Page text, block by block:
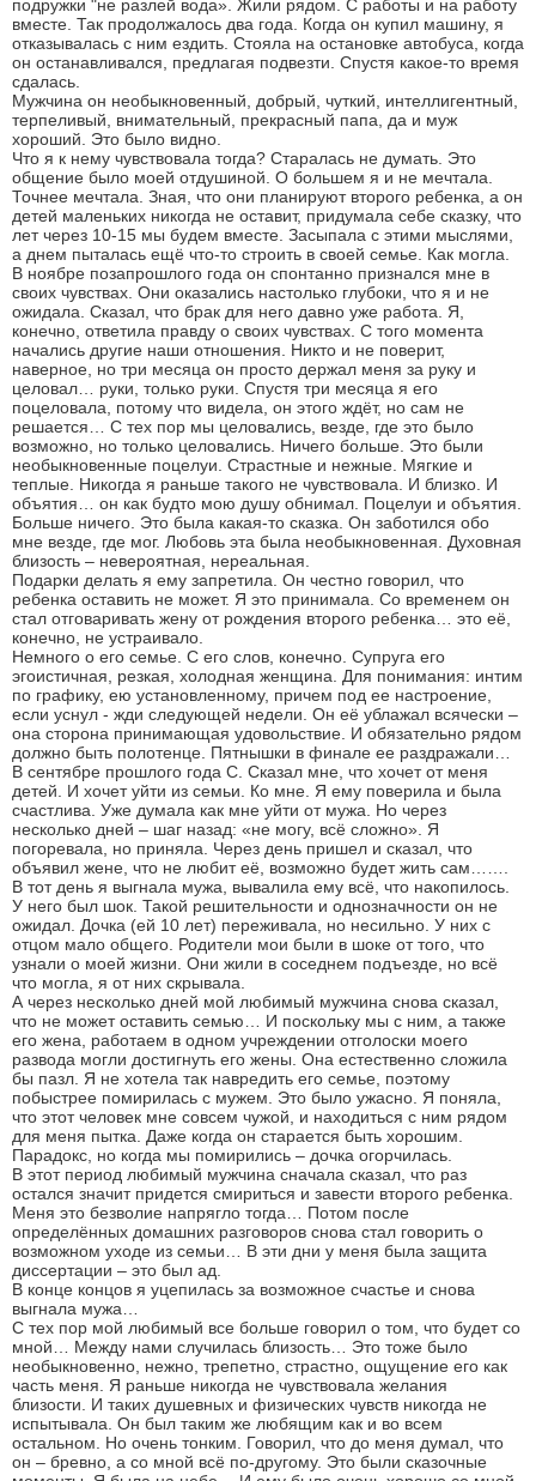
подружки "не разлей вода». Жили рядом. С работы и на работу
вместе. Так продолжалось два года. Когда он купил машину, я
отказывалась с ним ездить. Стояла на остановке автобуса, когда
он останавливался, предлагая подвезти. Спустя какое-то время
сдалась.
Мужчина он необыкновенный, добрый, чуткий, интеллигентный,
терпеливый, внимательный, прекрасный папа, да и муж
хороший. Это было видно.
Что я к нему чувствовала тогда? Старалась не думать. Это
общение было моей отдушиной. О большем я и не мечтала.
Точнее мечтала. Зная, что они планируют второго ребенка, а он
детей маленьких никогда не оставит, придумала себе сказку, что
лет через 10-15 мы будем вместе. Засыпала с этими мыслями,
а днем пыталась ещё что-то строить в своей семье. Как могла.
В ноябре позапрошлого года он спонтанно признался мне в
своих чувствах. Они оказались настолько глубоки, что я и не
ожидала. Сказал, что брак для него давно уже работа. Я,
конечно, ответила правду о своих чувствах. С того момента
начались другие наши отношения. Никто и не поверит,
наверное, но три месяца он просто держал меня за руку и
целовал… руки, только руки. Спустя три месяца я его
поцеловала, потому что видела, он этого ждёт, но сам не
решается… С тех пор мы целовались, везде, где это было
возможно, но только целовались. Ничего больше. Это были
необыкновенные поцелуи. Страстные и нежные. Мягкие и
теплые. Никогда я раньше такого не чувствовала. И близко. И
объятия… он как будто мою душу обнимал. Поцелуи и объятия.
Больше ничего. Это была какая-то сказка. Он заботился обо
мне везде, где мог. Любовь эта была необыкновенная. Духовная
близость – невероятная, нереальная.
Подарки делать я ему запретила. Он честно говорил, что
ребенка оставить не может. Я это принимала. Со временем он
стал отговаривать жену от рождения второго ребенка… это её,
конечно, не устраивало.
Немного о его семье. С его слов, конечно. Супруга его
эгоистичная, резкая, холодная женщина. Для понимания: интим
по графику, ею установленному, причем под ее настроение,
если уснул - жди следующей недели. Он её ублажал всячески –
она сторона принимающая удовольствие. И обязательно рядом
должно быть полотенце. Пятнышки в финале ее раздражали…
В сентябре прошлого года С. Сказал мне, что хочет от меня
детей. И хочет уйти из семьи. Ко мне. Я ему поверила и была
счастлива. Уже думала как мне уйти от мужа. Но через
несколько дней – шаг назад: «не могу, всё сложно». Я
погоревала, но приняла. Через день пришел и сказал, что
объявил жене, что не любит её, возможно будет жить сам…….
В тот день я выгнала мужа, вывалила ему всё, что накопилось.
У него был шок. Такой решительности и однозначности он не
ожидал. Дочка (ей 10 лет) переживала, но несильно. У них с
отцом мало общего. Родители мои были в шоке от того, что
узнали о моей жизни. Они жили в соседнем подъезде, но всё
что могла, я от них скрывала.
А через несколько дней мой любимый мужчина снова сказал,
что не может оставить семью… И поскольку мы с ним, а также
его жена, работаем в одном учреждении отголоски моего
развода могли достигнуть его жены. Она естественно сложила
бы пазл. Я не хотела так навредить его семье, поэтому
побыстрее помирилась с мужем. Это было ужасно. Я поняла,
что этот человек мне совсем чужой, и находиться с ним рядом
для меня пытка. Даже когда он старается быть хорошим.
Парадокс, но когда мы помирились – дочка огорчилась.
В этот период любимый мужчина сначала сказал, что раз
остался значит придется смириться и завести второго ребенка.
Меня это безволие напрягло тогда… Потом после
определённых домашних разговоров снова стал говорить о
возможном уходе из семьи… В эти дни у меня была защита
диссертации – это был ад.
В конце концов я уцепилась за возможное счастье и снова
выгнала мужа…
С тех пор мой любимый все больше говорил о том, что будет со
мной… Между нами случилась близость… Это тоже было
необыкновенно, нежно, трепетно, страстно, ощущение его как
часть меня. Я раньше никогда не чувствовала желания
близости. И таких душевных и физических чувств никогда не
испытывала. Он был таким же любящим как и во всем
остальном. Но очень тонким. Говорил, что до меня думал, что
он – бревно, а со мной всё по-другому. Это были сказочные